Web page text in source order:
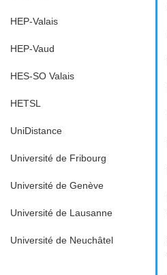
HEP-Valais
HEP-Vaud
HES-SO Valais
HETSL
UniDistance
Université de Fribourg
Université de Genève
Université de Lausanne
Université de Neuchâtel